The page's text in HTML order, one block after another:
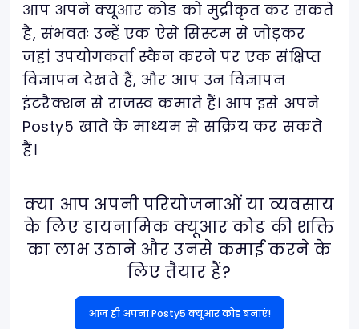
आप अपने क्यूआर कोड को मुद्रीकृत कर सकते
हैं, संभवतः उन्हें एक ऐसे सिस्टम से जोड़कर
जहां उपयोगकर्ता स्कैन करने पर एक संक्षिप्त
विज्ञापन देखते हैं, और आप उन विज्ञापन
इंटरैक्शन से राजस्व कमाते हैं। आप इसे अपने
Posty5 खाते के माध्यम से सक्रिय कर सकते
हैं।
क्या आप अपनी परियोजनाओं या व्यवसाय
के लिए डायनामिक क्यूआर कोड की शक्ति
का लाभ उठाने और उनसे कमाई करने के
लिए तैयार हैं?
आज ही अपना Posty5 क्यूआर कोड बनाएं!